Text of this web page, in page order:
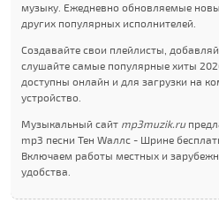
музыку. Ежедневно обновляемые
других популярных исполнителей.
Создавайте свои плейлисты,
слушайте самые популярные хиты
доступны онлайн и для загрузки на
устройство.
Музыкальный сайт mp3muzik.ru
mp3 песни Тен Wаллс - Шрине
Включаем работы местных и
удобства.